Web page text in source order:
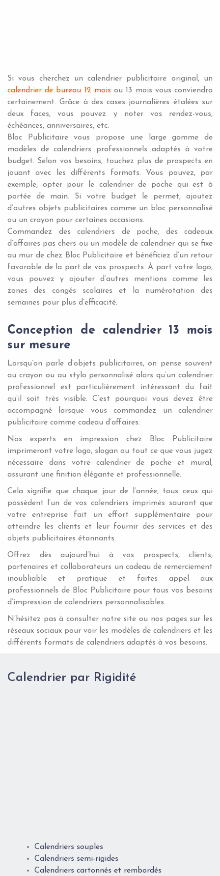
Si vous cherchez un calendrier publicitaire original, un
calendrier de bureau 12 mois ou 13 mois vous conviendra
certainement. Grâce à des cases journalières étalées sur
deux faces, vous pouvez y noter vos rendez-vous,
échéances, anniversaires, etc.
Bloc Publicitaire vous propose une large gamme de
modèles de calendriers professionnels adaptés à votre
budget. Selon vos besoins, touchez plus de prospects en
jouant avec les différents formats. Vous pouvez, par
exemple, opter pour le calendrier de poche qui est à
portée de main. Si votre budget le permet, ajoutez
d’autres objets publicitaires comme un bloc personnalisé
ou un crayon pour certaines occasions.
Commandez des calendriers de poche, des cadeaux
d’affaires pas chers ou un modèle de calendrier qui se fixe
au mur de chez Bloc Publicitaire et bénéficiez d’un retour
favorable de la part de vos prospects. À part votre logo,
vous pouvez y ajouter d’autres mentions comme les
zones des congés scolaires et la numérotation des
semaines pour plus d’efficacité.
Conception de calendrier 13 mois
sur mesure
Lorsqu’on parle d’objets publicitaires, on pense souvent
au crayon ou au stylo personnalisé alors qu’un calendrier
professionnel est particulièrement intéressant du fait
qu’il soit très visible. C’est pourquoi vous devez être
accompagné lorsque vous commandez un calendrier
publicitaire comme cadeau d’affaires.
Nos experts en impression chez Bloc Publicitaire
imprimeront votre logo, slogan ou tout ce que vous jugez
nécessaire dans votre calendrier de poche et mural,
assurant une finition élégante et professionnelle.
Cela signifie que chaque jour de l’année, tous ceux qui
possèdent l’un de vos calendriers imprimés sauront que
votre entreprise fait un effort supplémentaire pour
atteindre les clients et leur fournir des services et des
objets publicitaires étonnants.
Offrez dès aujourd’hui à vos prospects, clients,
partenaires et collaborateurs un cadeau de remerciement
inoubliable et pratique et faites appel aux
professionnels de Bloc Publicitaire pour tous vos besoins
d’impression de calendriers personnalisables.
N’hésitez pas à consulter notre site ou nos pages sur les
réseaux sociaux pour voir les modèles de calendriers et les
différents formats de calendriers adaptés à vos besoins.
Calendrier par Rigidité
Calendriers souples
Calendriers semi-rigides
Calendriers cartonnés et rembordés